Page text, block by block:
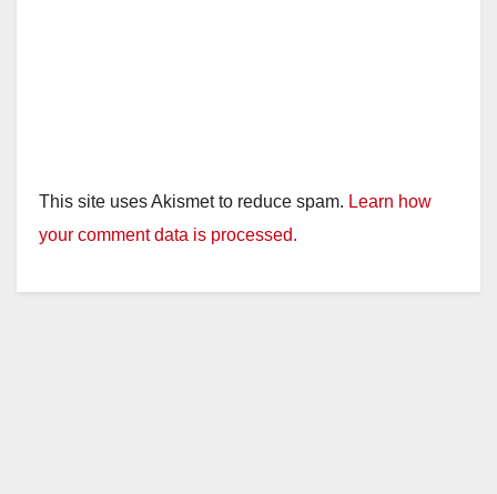
This site uses Akismet to reduce spam. Learn how
your comment data is processed.